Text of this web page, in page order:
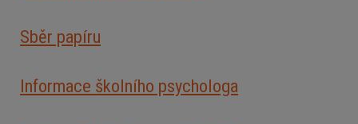
Sběr papíru
Informace školního psychologa